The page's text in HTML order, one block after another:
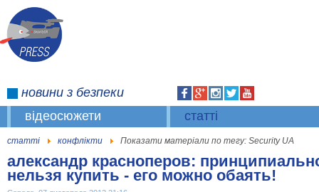
новини з безпеки
відеосюжети
статті
статті конфлікти Показати матеріали по тегу: Security UA
александр красноперов:
нельзя купить - его можно обаять!